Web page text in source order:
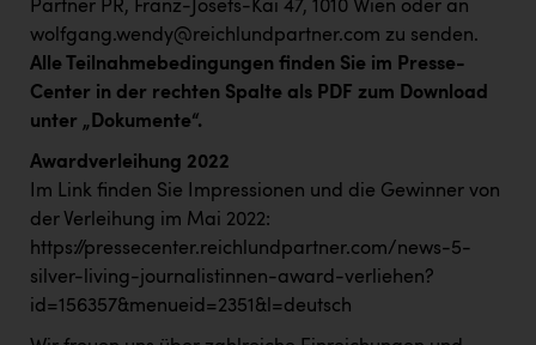
Partner PR, Franz-Josefs-Kai 47, 1010 Wien oder an
wolfgang.wendy@reichlundpartner.com zu senden.
Alle Teilnahmebedingungen finden Sie im Presse-
Center in der rechten Spalte als PDF zum Download
unter „Dokumente“.
Awardverleihung 2022
Im Link finden Sie Impressionen und die Gewinner von
der Verleihung im Mai 2022:
https://pressecenter.reichlundpartner.com/news-5-
silver-living-journalistinnen-award-verliehen?
id=156357&menueid=2351&l=deutsch